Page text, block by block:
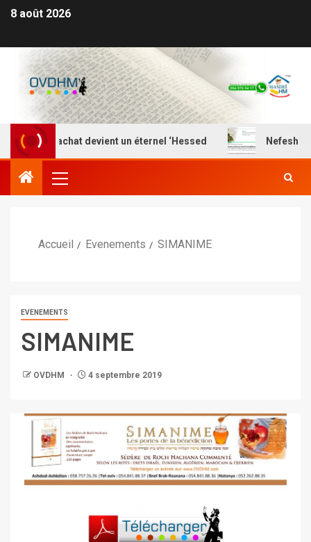
8 août 2026
achat devient un éternel ‘Hessed Nefesh
Accueil Evenements SIMANIME
EVENEMENTS
SIMANIME
OVDHM 4 septembre 2019